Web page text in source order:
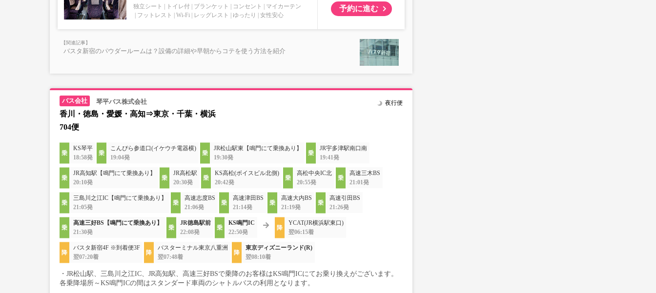
独立シート トイレ付 ブランケット コンセント
マイカーテン
フットレスト
Wi-Fi レッグレスト ゆったり 女性安心
予約に進む
バスタ新宿のパウダールームは？設備の詳細や早朝からコテを使う方法を紹介
琴平バス株式会社
香川・徳島・愛媛・高知⇒東京・千葉・横浜
704便
夜行便
KS琴平
18:58発
こんぴら参道口(イケウチ電器横)
19:04発
JR松山駅東【鳴門にて乗換あり】
19:30発
JR宇多津駅南口南
19:41発
JR高知駅【鳴門にて乗換あり】
20:10発
JR高松駅
20:30発
KS高松(ボイスビル北側)
20:42発
高松中央IC北
20:55発
高速三木BS
21:01発
三島川之江IC【鳴門にて乗換あり】
21:05発
高速志度BS
21:06発
高速津田BS
21:14発
高速大内BS
21:19発
高速引田BS
21:26発
高速三好BS【鳴門にて乗換あり】
21:30発
JR徳島駅前
22:08発
KS鳴門IC
22:50発
YCAT(JR横浜駅東口)
翌06:15着
バスタ新宿4F ※到着便3F
翌07:20着
バスターミナル東京八重洲
翌07:48着
東京ディズニーランド(R)
翌08:10着
・JR松山駅、三島川之江IC、JR高知駅、高速三好BSで乗降のお客様はKS鳴門ICにてお乗り換えがございます。
各乗降場所～KS鳴門ICの間はスタンダード車両のシャトルバスの利用となります。